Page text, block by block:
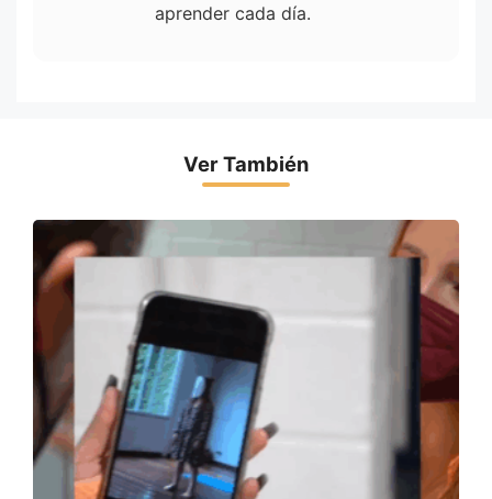
aprender cada día.
Ver También